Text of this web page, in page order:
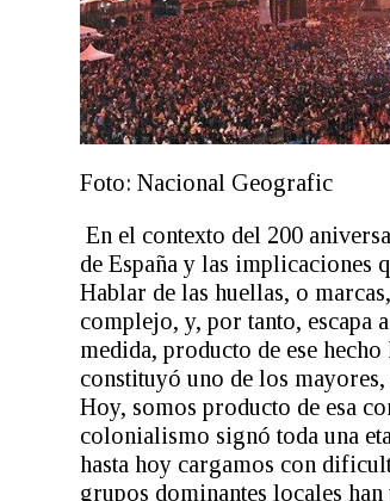
Foto: Nacional Geografic
En el contexto del 200
de España y las implicaciones
Hablar de las huellas, o
complejo, y, por tanto, escapa
medida, producto de ese
constituyó uno de los
Hoy, somos producto de esa
colonialismo signó toda una
hasta hoy cargamos con
grupos dominantes locales